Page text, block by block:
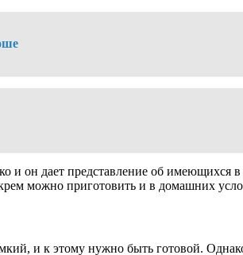
и он дает представление об
можно приготовить и в домашних
и к этому нужно быть готовой.